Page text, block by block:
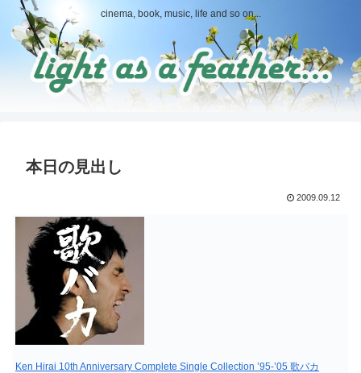
cinema, book, music, life and so on...
本日の見出し
2009.09.12
Ken Hirai 10th Anniversary Complete Single Collection ’95-’05 歌バカ